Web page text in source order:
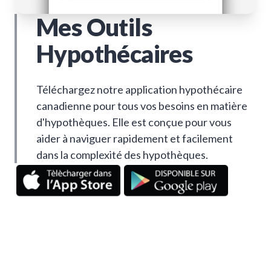
Mes Outils
Hypothécaires
Téléchargez notre application hypothécaire
canadienne pour tous vos besoins en matière
d'hypothèques. Elle est conçue pour vous
aider à naviguer rapidement et facilement
dans la complexité des hypothèques.